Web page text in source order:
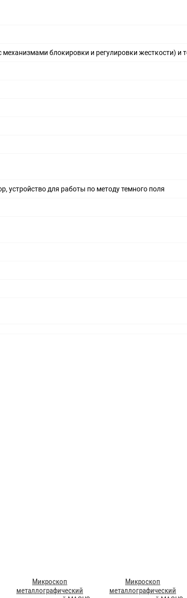
блокировки и регулировки жесткости) и
устройство для работы по методу темного поля
Микроскоп
металлографический
Микроскоп
металлографический